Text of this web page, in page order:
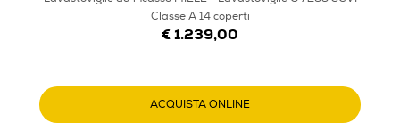
6
Classe A 14 coperti
€ 1.239,00
ACQUISTA ONLINE